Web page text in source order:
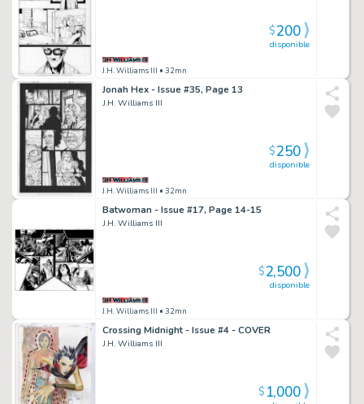
J.H. Williams III • 32mn
disponible
$200
Jonah Hex - Issue #35, Page 13
J.H. Williams III
J.H. Williams III • 32mn
disponible
$250
Batwoman - Issue #17, Page 14-15
J.H. Williams III
J.H. Williams III • 32mn
disponible
$2,500
Crossing Midnight - Issue #4 - COVER
J.H. Williams III
$1,000